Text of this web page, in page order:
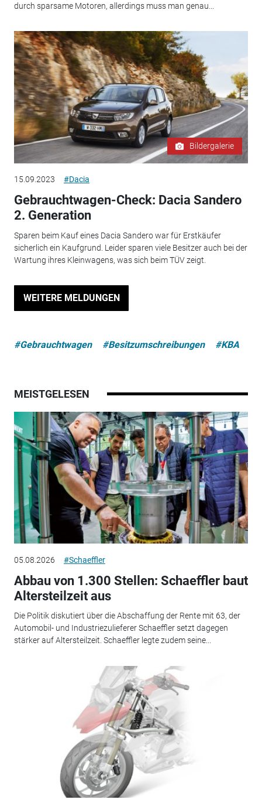
durch sparsame Motoren, allerdings muss man genau...
Bildergalerie
15.09.2023 #Dacia
Gebrauchtwagen-Check: Dacia Sandero
2. Generation
Sparen beim Kauf eines Dacia Sandero war für Erstkäufer
sicherlich ein Kaufgrund. Leider sparen viele Besitzer auch bei der
Wartung ihres Kleinwagens, was sich beim TÜV zeigt.
WEITERE MELDUNGEN
#Gebrauchtwagen #Besitzumschreibungen #KBA
MEISTGELESEN
05.08.2026 #Schaeffler
Abbau von 1.300 Stellen: Schaeffler baut
Altersteilzeit aus
Die Politik diskutiert über die Abschaffung der Rente mit 63, der
Automobil- und Industriezulieferer Schaeffler setzt dagegen
stärker auf Altersteilzeit. Schaeffler legte zudem seine...